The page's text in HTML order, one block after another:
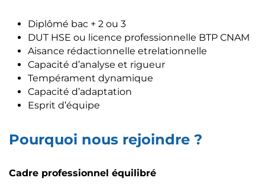
Diplômé bac + 2 ou 3
DUT HSE ou licence professionnelle BTP CNAM
Aisance rédactionnelle etrelationnelle
Capacité d’analyse et rigueur
Tempérament dynamique
Capacité d’adaptation
Esprit d’équipe
Pourquoi nous rejoindre ?
Cadre professionnel équilibré